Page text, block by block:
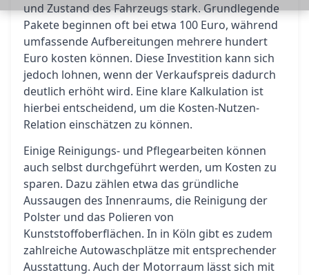
und Zustand des Fahrzeugs stark. Grundlegende
Pakete beginnen oft bei etwa 100 Euro, während
umfassende Aufbereitungen mehrere hundert
Euro kosten können. Diese Investition kann sich
jedoch lohnen, wenn der Verkaufspreis dadurch
deutlich erhöht wird. Eine klare Kalkulation ist
hierbei entscheidend, um die Kosten-Nutzen-
Relation einschätzen zu können.
Einige Reinigungs- und Pflegearbeiten können
auch selbst durchgeführt werden, um Kosten zu
sparen. Dazu zählen etwa das gründliche
Aussaugen des Innenraums, die Reinigung der
Polster und das Polieren von
Kunststoffoberflächen. In in Köln gibt es zudem
zahlreiche Autowaschplätze mit entsprechender
Ausstattung. Auch der Motorraum lässt sich mit